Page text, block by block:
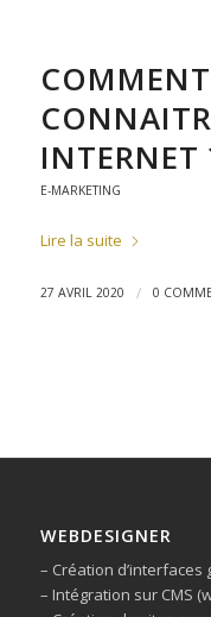
INTERNET
E-MARKETING
Lire la suite
27 AVRIL 2020 / 0
WEBDESIGNER
– Création d’interfaces
– Intégration sur CMS